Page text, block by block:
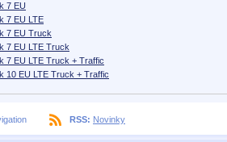
7 EU
7 EU LTE
7 EU Truck
7 EU LTE Truck
7 EU LTE Truck + Traffic
10 EU LTE Truck + Traffic
RSS: Novinky